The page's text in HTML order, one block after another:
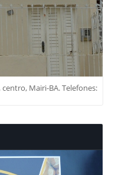
centro, Mairi-BA. Telefones: